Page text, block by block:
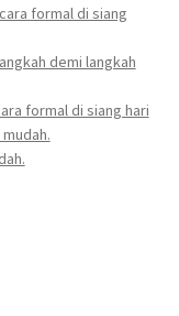
formal di siang
demi langkah
formal di siang hari